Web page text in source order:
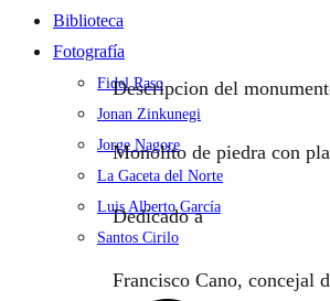
Biblioteca
Fotografía
Fidel Raso
Jonan Zinkunegi
Jorge Nagore
La Gaceta del Norte
Luis Alberto García
Santos Cirilo
Descripcion del
Monolito de piedra con
Dedicado a
Francisco Cano, concejal